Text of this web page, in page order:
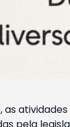
as